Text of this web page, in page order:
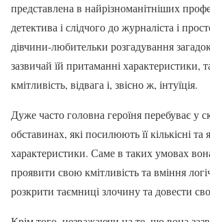
представлена в найрізноманітніших
детектива і слідчого до журналіста і
дівчини-любительки розгадування
зазвичай їй притаманні характеристики,
кмітливість, відвага і, звісно ж, інтуїція.
Дуже часто головна героїня перебуває у
обставинах, які посилюють її кількісні та
характеристики. Саме в таких умовах
проявити свою кмітливість та вміння
розкрити таємниці злочину та довести